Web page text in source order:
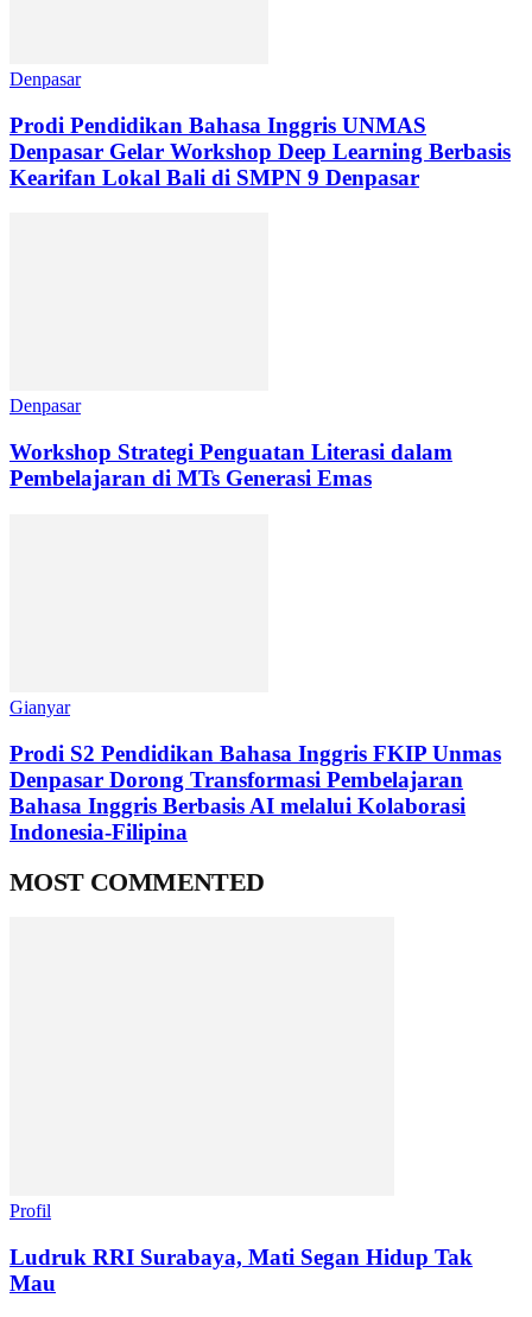
Denpasar
Prodi Pendidikan Bahasa Inggris UNMAS
Denpasar Gelar Workshop Deep Learning Berbasis
Kearifan Lokal Bali di SMPN 9 Denpasar
Denpasar
Workshop Strategi Penguatan Literasi dalam
Pembelajaran di MTs Generasi Emas
Gianyar
Prodi S2 Pendidikan Bahasa Inggris FKIP Unmas
Denpasar Dorong Transformasi Pembelajaran
Bahasa Inggris Berbasis AI melalui Kolaborasi
Indonesia-Filipina
MOST COMMENTED
Profil
Ludruk RRI Surabaya, Mati Segan Hidup Tak
Mau